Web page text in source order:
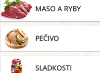
MASO A RYBY
PEČIVO
SLADKOSTI